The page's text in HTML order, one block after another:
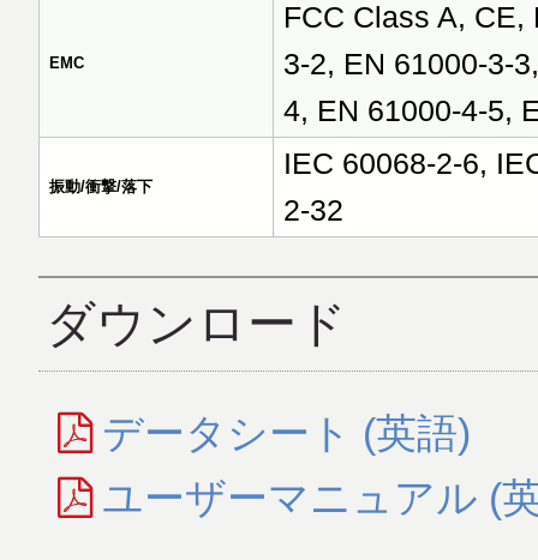
EMC
FCC Class A, CE,
3-2, EN 61000-3-
4, EN 61000-4-5,
振動/衝撃/落下
IEC 60068-2-6,
2-32
ダウンロード
データシート (英語)
ユーザーマニュアル (